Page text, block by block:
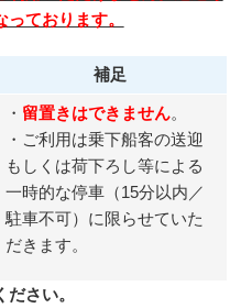
ております。
補足
・ 留置きはできません。
・ご利用は乗下船客の送迎
もしくは荷下ろし等による
一時的な停車（15分以内／
駐車不可）に限らせていた
だきます。
ださい。